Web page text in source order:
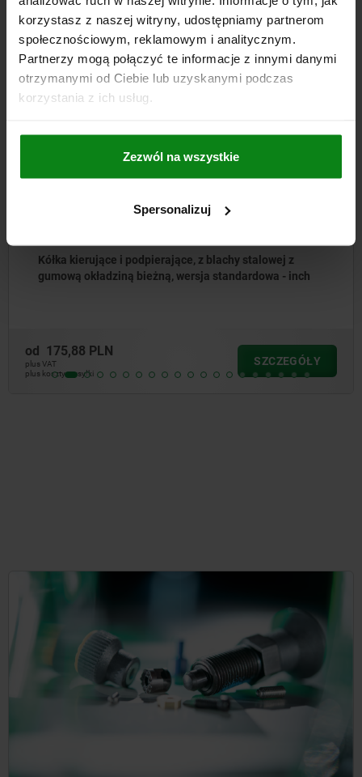
korzystasz z naszej witryny, udostępniamy partnerom
społecznościowym, reklamowym i analitycznym.
Partnerzy mogą połączyć te informacje z innymi danymi
otrzymanymi od Ciebie lub uzyskanymi podczas
korzystania z ich usług.
Zezwól na wszystkie
Spersonalizuj
DO POBRANIA
Inni klienci również kupili
NOWOŚĆ
Kółka kierujące i podpierające, z blachy stalowej z
gumową okładziną bieżną, wersja standardowa - inch
od 175,88 PLN
plus VAT
plus koszty wysyłki
SZCZEGÓŁY